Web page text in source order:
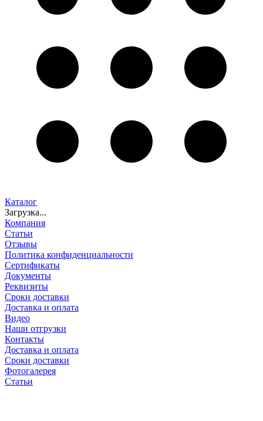
Каталог
Загрузка...
Компания
Статьи
Отзывы
Политика конфиденциальности
Сертификаты
Документы
Реквизиты
Сроки доставки
Доставка и оплата
Видео
Наши отгрузки
Контакты
Доставка и оплата
Сроки доставки
Фотогалерея
Статьи